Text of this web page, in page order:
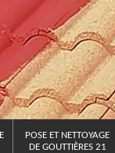
POSE ET NETTOYAGE
DE GOUTTIÈRES 21